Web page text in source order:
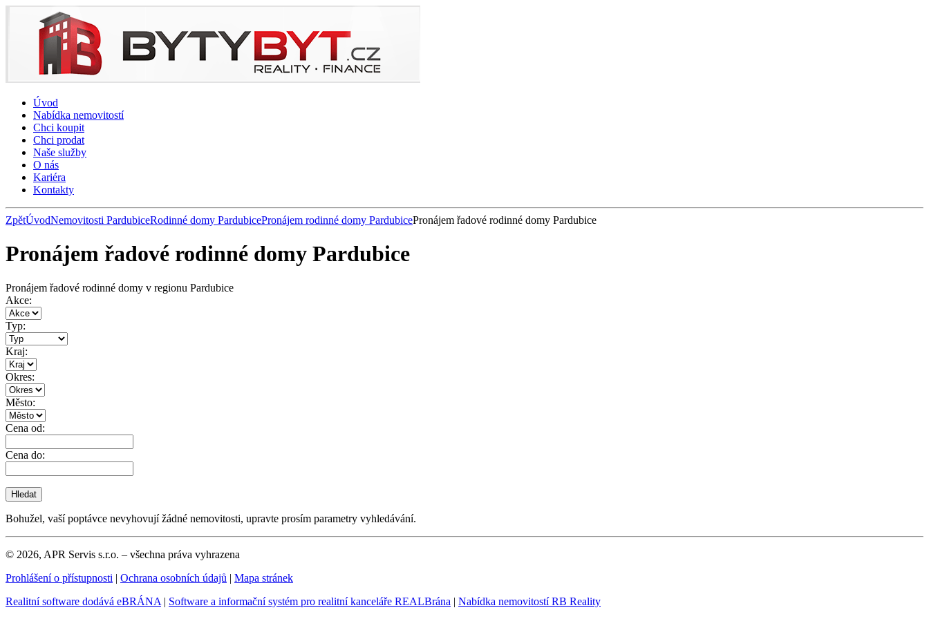
Úvod
Nabídka nemovitostí
Chci koupit
Chci prodat
Naše služby
O nás
Kariéra
Kontakty
ZpětÚvodNemovitosti PardubiceRodinné domy PardubicePronájem rodinné domy PardubicePronájem řadové rodinné domy Pardubice
Pronájem řadové rodinné domy Pardubice
Pronájem řadové rodinné domy v regionu Pardubice
Akce:
Typ:
Kraj:
Okres:
Město:
Cena od:
Cena do:
Bohužel, vaší poptávce nevyhovují žádné nemovitosti, upravte prosím parametry vyhledávání.
© 2026, APR Servis s.r.o. – všechna práva vyhrazena
Prohlášení o přístupnosti | Ochrana osobních údajů | Mapa stránek
Realitní software dodává eBRÁNA | Software a informační systém pro realitní kanceláře REALBrána | Nabídka nemovitostí RB Reality